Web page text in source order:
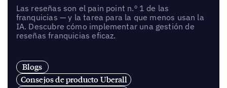
Las reseñas son el pain point n.º 1 de las
franquicias — y la tarea para la que menos usan la
IA. Descubre cómo implementar una gestión de
reseñas franquicias eficaz.
Blogs
Consejos de producto Uberall